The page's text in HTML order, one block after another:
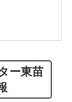
ー東苗